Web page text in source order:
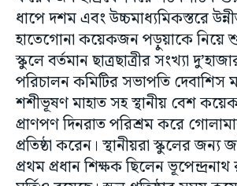
ধাপে দশম এবং উচ্চমাধ্যমিকস্তরে
হাতেগোনা কয়েকজন পড়ুয়াকে নিয়ে
স্কুলে বর্তমান ছাত্রছাত্রীর সংখ্যা
পরিচালন কমিটির সভাপতি দেবাশিস
শশীভূষণ মাহাত সহ স্থানীয় বেশ
প্রাণপণ দিনরাত পরিশ্রম করে
প্রতিষ্ঠা করেন। স্থানীয়রা স্কুলের জন্য
প্রথম প্রধান শিক্ষক ছিলেন